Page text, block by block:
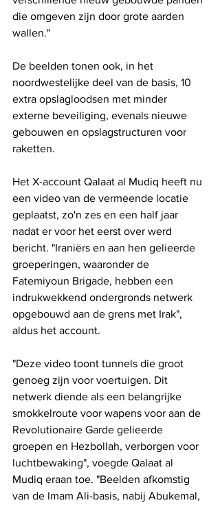
die omgeven zijn door grote aarden
wallen."
De beelden tonen ook, in het
noordwestelijke deel van de basis, 10
extra opslagloodsen met minder
externe beveiliging, evenals nieuwe
gebouwen en opslagstructuren voor
raketten.
Het X-account Qalaat al Mudiq heeft nu
een video van de vermeende locatie
geplaatst, zo'n zes en een half jaar
nadat er voor het eerst over werd
bericht. "Iraniërs en aan hen gelieerde
groeperingen, waaronder de
Fatemiyoun Brigade, hebben een
indrukwekkend ondergronds netwerk
opgebouwd aan de grens met Irak",
aldus het account.
"Deze video toont tunnels die groot
genoeg zijn voor voertuigen. Dit
netwerk diende als een belangrijke
smokkelroute voor wapens voor aan de
Revolutionaire Garde gelieerde
groepen en Hezbollah, verborgen voor
luchtbewaking", voegde Qalaat al
Mudiq eraan toe. "Beelden afkomstig
van de Imam Ali-basis, nabij Abukemal,